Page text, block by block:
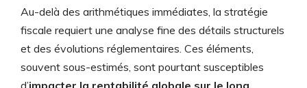
Au-delà des arithmétiques immédiates, la stratégie
fiscale requiert une analyse fine des détails structurels
et des évolutions réglementaires. Ces éléments,
souvent sous-estimés, sont pourtant susceptibles
d’impacter la rentabilité globale sur le long